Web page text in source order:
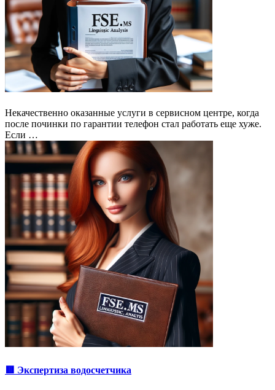
Некачественно оказанные услуги в сервисном центре, когда
после починки по гарантии телефон стал работать еще хуже.
Если …
🟥 Экспертиза водосчетчика